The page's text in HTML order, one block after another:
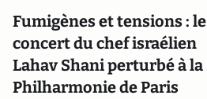
Fumigènes et tensions : le
concert du chef israélien
Lahav Shani perturbé à la
Philharmonie de Paris